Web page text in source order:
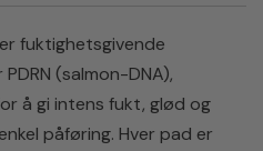
fuktighetsgivende
(salmon-DNA),
å gi intens fukt, glød og
påføring. Hver pad er